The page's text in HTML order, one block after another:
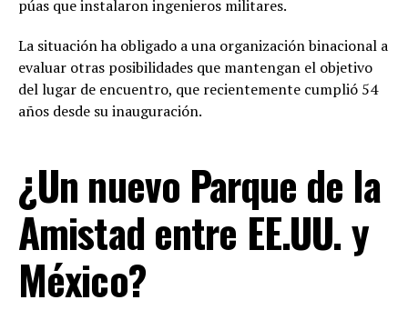
púas que instalaron ingenieros militares.
La situación ha obligado a una organización binacional a
evaluar otras posibilidades que mantengan el objetivo
del lugar de encuentro, que recientemente cumplió 54
años desde su inauguración.
¿Un nuevo Parque de la
Amistad entre EE.UU. y
México?